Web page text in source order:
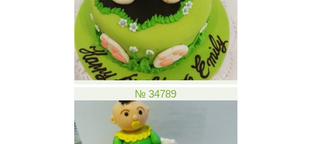
№ 34789